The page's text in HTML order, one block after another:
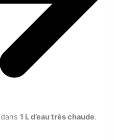
dans1 L d’eau très chaude.